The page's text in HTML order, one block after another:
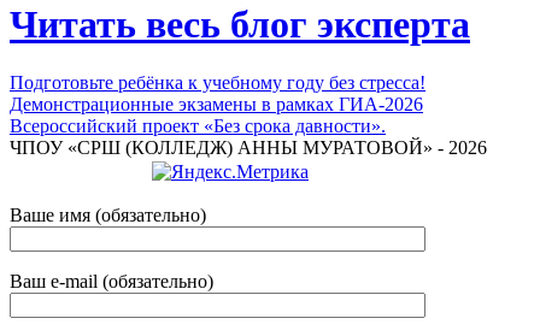
Читать весь блог эксперта
Подготовьте ребёнка к учебному году без стресса!
Демонстрационные экзамены в рамках ГИА-2026
Всероссийский проект «Без срока давности».
ЧПОУ «СРШ (КОЛЛЕДЖ) АННЫ МУРАТОВОЙ» - 2026
Ваше имя (обязательно)
Ваш e-mail (обязательно)